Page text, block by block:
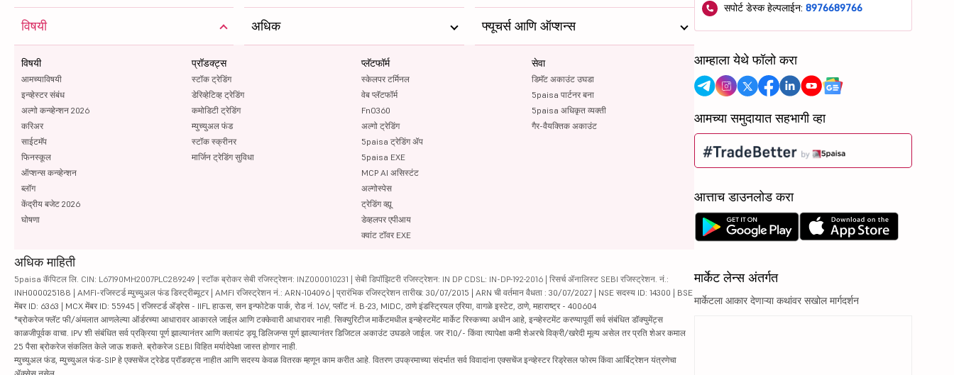
विषयी
विषयी
आमच्याविषयी
इन्व्हेस्टर संबंध
अल्गो कन्व्हेन्शन 2026
करिअर
साईटमॅप
फिनस्कूल
ऑप्शन्स कन्व्हेन्शन
ब्लॉग
केंद्रीय बजेट 2026
घोषणा
प्रॉडक्ट्स
स्टॉक ट्रेडिंग
डेरिव्हेटिव्ह ट्रेडिंग
कमोडिटी ट्रेडिंग
म्युच्युअल फंड
स्टॉक स्क्रीनर
मार्जिन ट्रेडिंग सुविधा
प्लॅटफॉर्म
स्केलपर टर्मिनल
वेब प्लॅटफॉर्म
FnO360
अल्गो ट्रेडिंग
5paisa ट्रेडिंग ॲप
5paisa EXE
MCP AI असिस्टंट
अल्गोस्पेस
ट्रेडिंग व्ह्यू
डेव्हलपर एपीआय
क्वांट टॉवर EXE
सेवा
डिमॅट अकाउंट उघडा
5paisa पार्टनर बना
5paisa अधिकृत व्यक्ती
गैर-वैयक्तिक अकाउंट
अधिक फ्यूचर्स आणि ऑप्शन्स
अधिक माहिती
5paisa कॅपिटल लि. CIN: L67190MH2007PLC289249 | स्टॉक ब्रोकर सेबी रजिस्ट्रेशन: INZ000010231 | सेबी डिपॉझिटरी रजिस्ट्रेशन: IN DP CDSL: IN-DP-192-2016 | रिसर्च ॲनालिस्ट SEBI रजिस्ट्रेशन. नं.:
INH000025188 | AMFI-रजिस्टर्ड म्युच्युअल फंड डिस्ट्रीब्यूटर | AMFI रजिस्ट्रेशन नं.: ARN-104096 | प्रारंभिक रजिस्ट्रेशन तारीख: 30/07/2015 | ARN ची वर्तमान वैधता : 30/07/2027 | NSE सदस्य ID: 14300 | BSE
मेंबर ID: 6363 | MCX मेंबर ID: 55945 | रजिस्टर्ड ॲड्रेस - IIFL हाऊस, सन इन्फोटेक पार्क, रोड नं. 16V, प्लॉट नं. B-23, MIDC, ठाणे इंडस्ट्रियल एरिया, वागळे इस्टेट, ठाणे, महाराष्ट्र - 400604
*ब्रोकरेज फ्लॅट फी/अंमलात आणलेल्या ऑर्डरच्या आधारावर आकारले जाईल आणि टक्केवारी आधारावर नाही. सिक्युरिटीज मार्केटमधील इन्व्हेस्टमेंट मार्केट रिस्कच्या अधीन आहे, इन्व्हेस्टमेंट करण्यापूर्वी सर्व संबंधित डॉक्युमेंट्स
काळजीपूर्वक वाचा. IPV शी संबंधित सर्व प्रक्रिया पूर्ण झाल्यानंतर आणि क्लायंट ड्यू डिलिजन्स पूर्ण झाल्यानंतर डिजिटल अकाउंट उघडले जाईल. जर ₹10/- किंवा त्यापेक्षा कमी शेअरचे विक्री/खरेदी मूल्य असेल तर प्रति शेअर कमाल
25 पैसा ब्रोकरेज संकलित केले जाऊ शकते. ब्रोकरेज SEBI विहित मर्यादेपेक्षा जास्त होणार नाही.
म्युच्युअल फंड, म्युच्युअल फंड-SIP हे एक्सचेंज ट्रेडेड प्रॉडक्ट्स नाहीत आणि सदस्य केवळ वितरक म्हणून काम करीत आहे. वितरण उपक्रमाच्या संदर्भात सर्व विवादांना एक्सचेंज इन्व्हेस्टर रिड्रेसल फोरम किंवा आर्बिट्रेशन यंत्रणेचा
सपोर्ट डेस्क हेल्पलाईन:8976689766
आम्हाला येथे फॉलो करा
आमच्या समुदायात सहभागी व्हा
आत्ताच डाउनलोड करा
मार्केट लेन्स अंतर्गत
मार्केटला आकार देणाऱ्या कथांवर सखोल मार्गदर्शन